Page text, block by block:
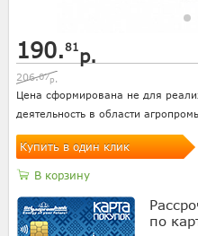
190.81р.
206.07р.
Цена сформирована не для
деятельность в области
Купить в один клик
В корзину
по